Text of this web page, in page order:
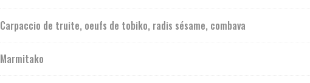
Carpaccio de truite, oeufs de tobiko, radis sésame, combava
Marmitako